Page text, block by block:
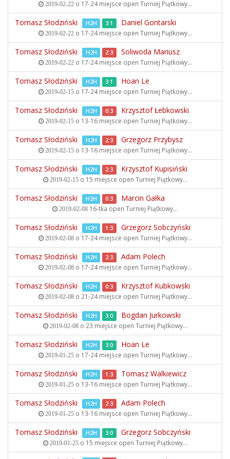
2019-02-22o 17-24 miejsce open Turniej Piątkowy...
Tomasz Słodziński H2H 3:1 Daniel Gontarski
2019-02-22o 17-24 miejsce open Turniej Piątkowy...
Tomasz Słodziński H2H 2:3 Soliwoda Mariusz
2019-02-22o 17-24 miejsce open Turniej Piątkowy...
Tomasz Słodziński H2H 3:1 Hoan Le
2019-02-15o 17-24 miejsce open Turniej Piątkowy...
Tomasz Słodziński H2H 0:3 Krzysztof Łebkowski
2019-02-15o 13-16 miejsce open Turniej Piątkowy...
Tomasz Słodziński H2H 2:3 Grzegorz Przybysz
2019-02-15o 13-16 miejsce open Turniej Piątkowy...
Tomasz Słodziński H2H 2:3 Krzysztof Kupisiński
2019-02-15o 15 miejsce open Turniej Piątkowy...
Tomasz Słodziński H2H 0:3 Marcin Gałka
2019-02-08 16-tka open Turniej Piątkowy...
Tomasz Słodziński H2H 1:3 Grzegorz Sobczyński
2019-02-08o 17-24 miejsce open Turniej Piątkowy...
Tomasz Słodziński H2H 2:3 Adam Polech
2019-02-08o 17-24 miejsce open Turniej Piątkowy...
Tomasz Słodziński H2H 0:3 Krzysztof Kubkowski
2019-02-08o 21-24 miejsce open Turniej Piątkowy...
Tomasz Słodziński H2H 3:0 Bogdan Jurkowski
2019-02-08o 23 miejsce open Turniej Piątkowy...
Tomasz Słodziński H2H 3:0 Hoan Le
2019-01-25o 17-24 miejsce open Turniej Piątkowy...
Tomasz Słodziński H2H 1:3 Tomasz Walkiewicz
2019-01-25o 13-16 miejsce open Turniej Piątkowy...
Tomasz Słodziński H2H 2:3 Adam Polech
2019-01-25o 13-16 miejsce open Turniej Piątkowy...
Tomasz Słodziński H2H 3:0 Grzegorz Sobczyński
2019-01-25o 15 miejsce open Turniej Piątkowy...